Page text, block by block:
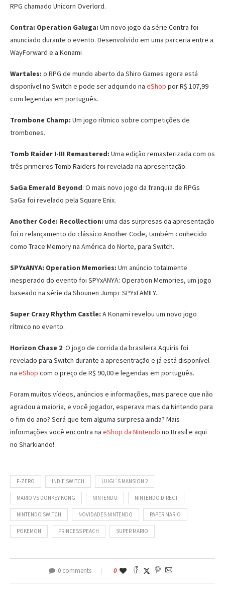
RPG chamado Unicorn Overlord.
Contra: Operation Galuga: Um novo jogo da série Contra foi
anunciado durante o evento. Desenvolvido em uma parceria entre a
WayForward e a Konami
Wartales: o RPG de mundo aberto da Shiro Games agora está
disponível no Switch e pode ser adquirido na eShop por R$ 107,99
com legendas em português.
Trombone Champ: Um jogo rítmico sobre competições de
trombones.
Tomb Raider I-III Remastered: Uma edição remasterizada com os
três primeiros Tomb Raiders foi revelada na apresentação.
SaGa Emerald Beyond: O mais novo jogo da franquia de RPGs
SaGa foi revelado pela Square Enix.
Another Code: Recollection: uma das surpresas da apresentação
foi o relançamento do clássico Another Code, também conhecido
como Trace Memory na América do Norte, para Switch.
SPYxANYA: Operation Memories: Um anúncio totalmente
inesperado do evento foi SPYxANYA: Operation Memories, um jogo
baseado na série da Shounen Jump+ SPYxFAMILY.
Super Crazy Rhythm Castle: A Konami revelou um novo jogo
rítmico no evento.
Horizon Chase 2: O jogo de corrida da brasileira Aquiris foi
revelado para Switch durante a apresentração e já está disponível
na eShop com o preço de R$ 90,00 e legendas em português.
Foram muitos vídeos, anúncios e informações, mas parece que não
agradou a maioria, e você jogador, esperava mais da Nintendo para
o fim do ano? Será que tem alguma surpresa ainda? Mais
informações você encontra na eShop da Nintendo no Brasil e aqui
no Sharkiando!
F-ZERO INDIE SWITCH LUIGI´S MANSION 2
MARIO VS DONKEY KONG NINTENDO NINTENDO DIRECT
NINTENDO SWITCH NOVIDADES NINTENDO PAPER MARIO
POKEMON PRINCESS PEACH SUPER MARIO
0 comments 0